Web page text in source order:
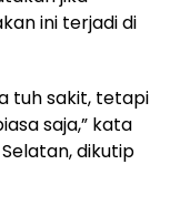
ini terjadi di
tuh sakit, tetapi
saja,” kata
dikutip